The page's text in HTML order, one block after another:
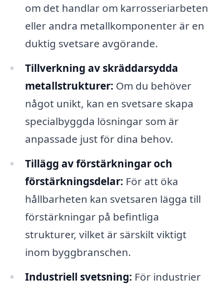
om det handlar om karrosseriarbeten
eller andra metallkomponenter är en
duktig svetsare avgörande.
Tillverkning av skräddarsydda
metallstrukturer: Om du behöver
något unikt, kan en svetsare skapa
specialbyggda lösningar som är
anpassade just för dina behov.
Tillägg av förstärkningar och
förstärkningsdelar: För att öka
hållbarheten kan svetsaren lägga till
förstärkningar på befintliga
strukturer, vilket är särskilt viktigt
inom byggbranschen.
Industriell svetsning: För industrier